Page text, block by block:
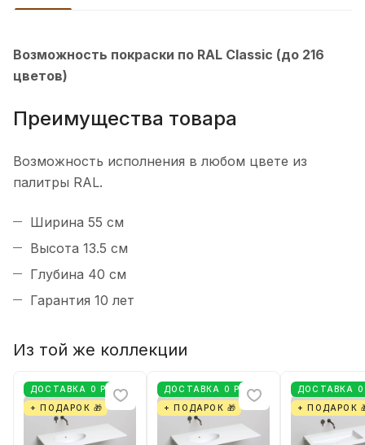
Возможность покраски по RAL Classic (до 216
цветов)
Преимущества товара
Возможность исполнения в любом цвете из
палитры RAL.
Ширина 55 см
Высота 13.5 см
Глубина 40 см
Гарантия 10 лет
Из той же коллекции
ДОСТАВКА 0 РУБ
+ ПОДАРОК 🎁
ДОСТАВКА 0 РУБ
+ ПОДАРОК 🎁
ДОСТАВКА 0
+ ПОДАРОК